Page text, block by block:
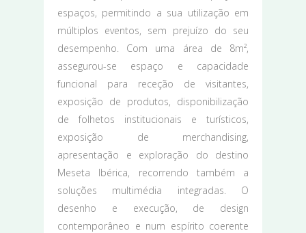
espaços, permitindo a sua utilização em
múltiplos eventos, sem prejuízo do seu
desempenho. Com uma área de 8m²,
assegurou-se espaço e capacidade
funcional para receção de visitantes,
exposição de produtos, disponibilização
de folhetos institucionais e turísticos,
exposição de merchandising,
apresentação e exploração do destino
Meseta Ibérica, recorrendo também a
soluções multimédia integradas. O
desenho e execução, de design
contemporâneo e num espírito coerente